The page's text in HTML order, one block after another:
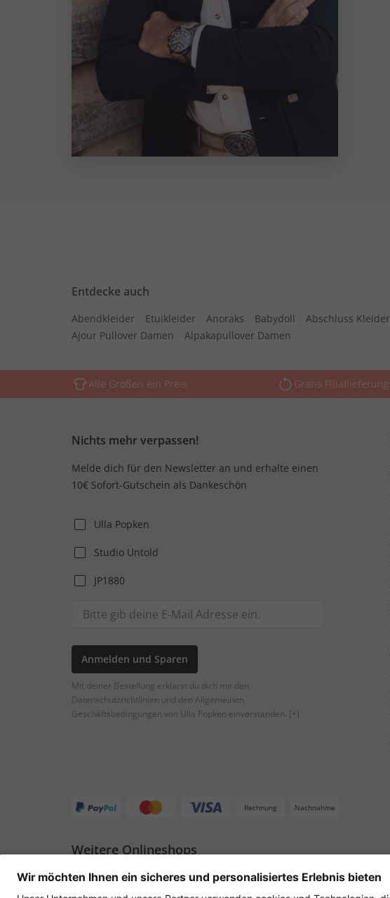
Entdecke auch
Abendkleider Etuikleider Anoraks Babydoll Abschluss Kleider
Ajour Pullover Damen
Alpakapullover Damen
Alle Größen ein Preis Gratis Filiallieferung
Nichts mehr verpassen!
Melde dich für den Newsletter an und erhalte einen
10€ Sofort-Gutschein als Dankeschön
Ulla Popken
Studio Untold
JP1880
Anmelden und Sparen
Mit deiner Bestellung erklärst du dich mit den
Datenschutzrichtlinien und den Allgemeinen
Geschäftsbedingungen von Ulla Popken einverstanden. [+]
Rechnung Nachnahme
Weitere Onlineshops
Deutschland